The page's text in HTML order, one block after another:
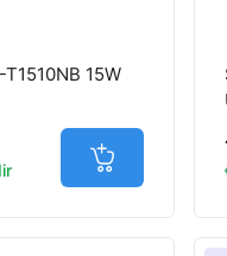
15W
Jetzt in den